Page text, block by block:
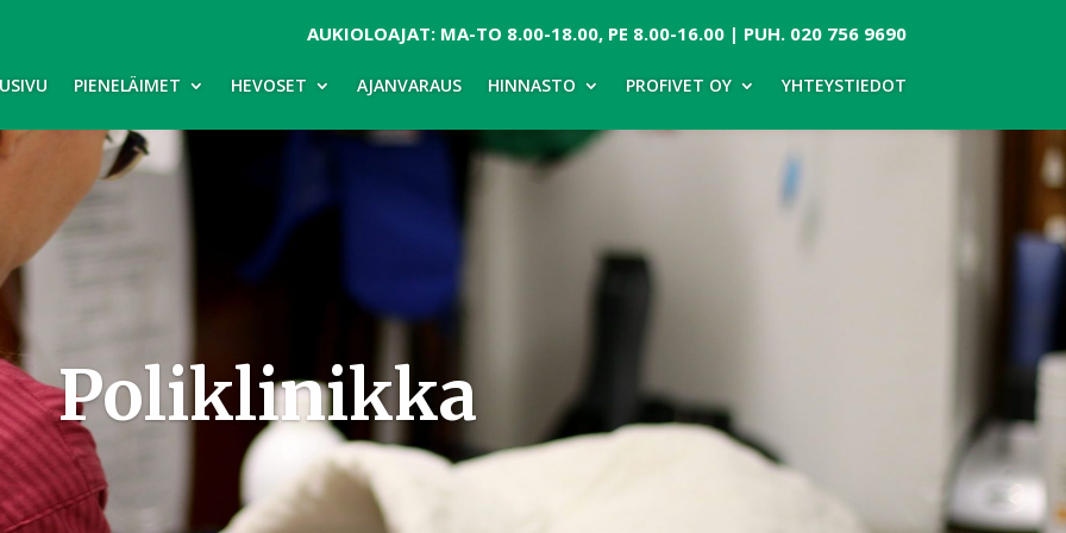
AUKIOLOAJAT: MA-TO 8.00-18.00, PE 8.00-16.00 | PUH. 020 756 9690
PIENELÄIMET HEVOSET AJANVARAUS HINNASTO PROFIVET OY YHTEYSTIEDOT
Poliklinikka